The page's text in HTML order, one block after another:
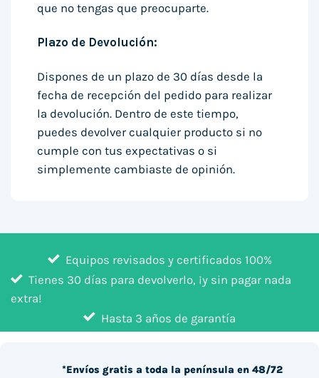
que no tengas que preocuparte.
Plazo de Devolución:
Dispones de un plazo de 30 días desde la
fecha de recepción del pedido para realizar
la devolución. Dentro de este tiempo,
puedes devolver cualquier producto si no
cumple con tus expectativas o si
simplemente cambiaste de opinión.
Equipos revisados y certificados 100%
Tienes 30 días para devolverlo, ¡y sin pagar nada
extra!
Hasta 3 años de garantía
*Envíos gratis a toda la península en 48/72